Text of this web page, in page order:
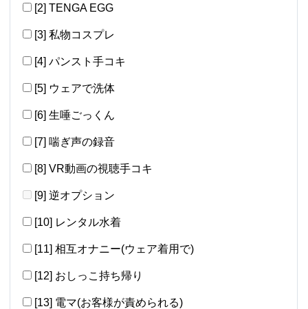
[2] TENGA EGG
[3] 私物コスプレ
[4] パンスト手コキ
[5] ウェアで洗体
[6] 生唾ごっくん
[7] 喘ぎ声の録音
[8] VR動画の視聴手コキ
[9] 逆オプション
[10] レンタル水着
[11] 相互オナニー(ウェア着用で)
[12] おしっこ持ち帰り
[13] 電マ(お客様が責められる)